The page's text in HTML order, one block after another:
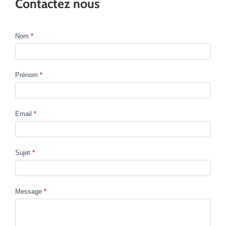
Contactez nous
Contact
Us
Nom *
Prénom *
Email *
Sujet *
Message *